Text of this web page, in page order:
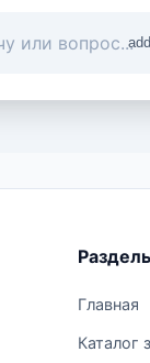
Главная
Каталог